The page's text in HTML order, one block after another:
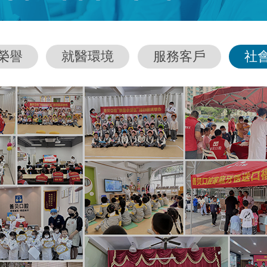
譽 就醫環境 服務客戶 社